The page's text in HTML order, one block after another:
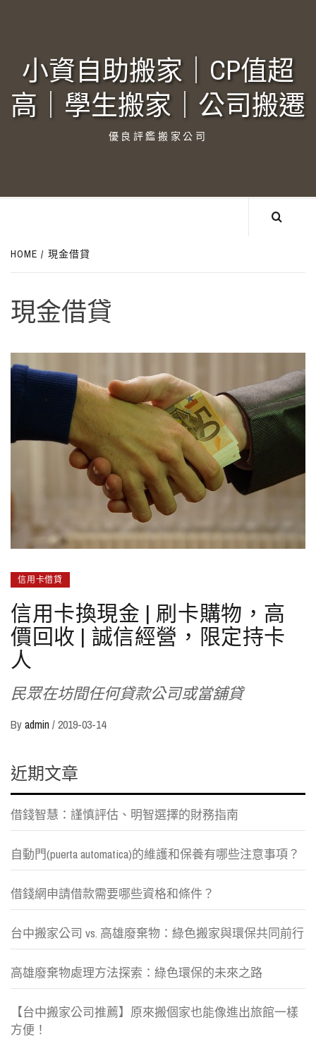
小資自助搬家｜CP值超
高｜學生搬家｜公司搬遷‎
優良評鑑搬家公司
HOME 現金借貸
現金借貸
信用卡借貸
信用卡換現金 | 刷卡購物，高
價回收 | 誠信經營，限定持卡
人‎
民眾在坊間任何貸款公司或當舖貸
Byadmin /2019-03-14
近期文章
借錢智慧：謹慎評估、明智選擇的財務指南
自動門(puerta automatica)的維護和保養有哪些注意事項？
借錢網申請借款需要哪些資格和條件？
台中搬家公司 vs. 高雄廢棄物：綠色搬家與環保共同前行
高雄廢棄物處理方法探索：綠色環保的未來之路
【台中搬家公司推薦】原來搬個家也能像進出旅館一樣
方便！